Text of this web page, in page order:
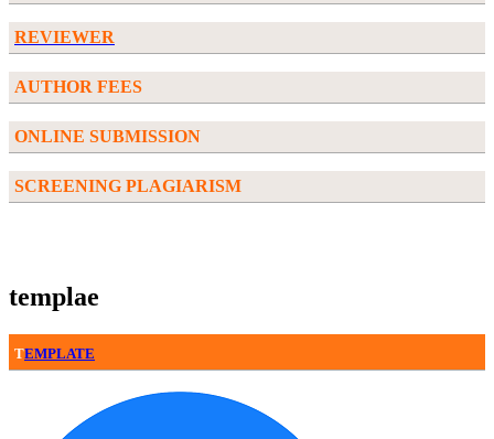
REVIEWER
AUTHOR FEES
ONLINE SUBMISSION
SCREENING PLAGIARISM
templae
TEMPLATE